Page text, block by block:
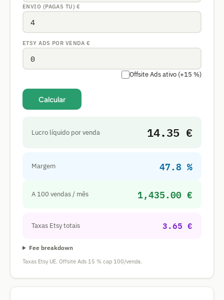
ENVIO (PAGAS TU)€
ETSY ADS POR VENDA€
Offsite Ads ativo (+15 %)
Calcular
Lucro líquido por venda 14.35 €
Margem 47.8 %
A 100 vendas / mês 1,435.00 €
Taxas Etsy totais 3.65 €
Fee breakdown
Taxas Etsy UE. Offsite Ads 15 % cap 100/venda.